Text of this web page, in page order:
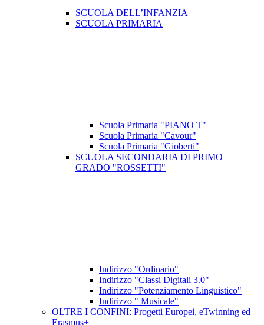
SCUOLA DELL’INFANZIA
SCUOLA PRIMARIA
Scuola Primaria "PIANO T"
Scuola Primaria "Cavour"
Scuola Primaria "Gioberti"
SCUOLA SECONDARIA DI PRIMO
GRADO "ROSSETTI"
Indirizzo "Ordinario"
Indirizzo "Classi Digitali 3.0"
Indirizzo "Potenziamento Linguistico"
Indirizzo " Musicale"
OLTRE I CONFINI: Progetti Europei, eTwinning ed
Erasmus+